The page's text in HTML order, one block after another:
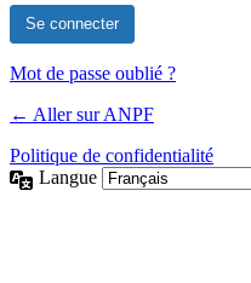
Mot de passe oublié ?
← Aller sur ANPF
Politique de confidentialité
Langue